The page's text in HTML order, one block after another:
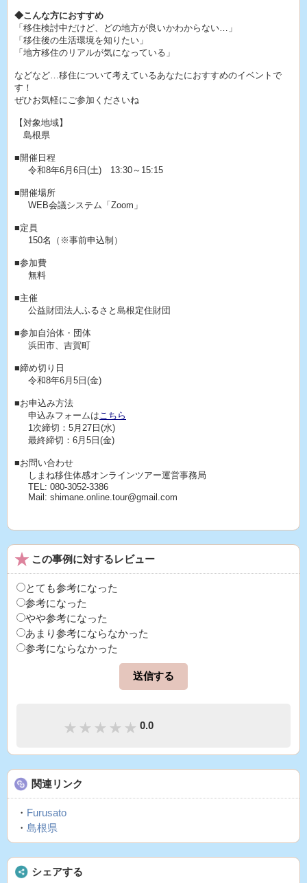
◆こんな方におすすめ
「移住検討中だけど、どの地方が良いかわからない…」
「移住後の生活環境を知りたい」
「地方移住のリアルが気になっている」
などなど…移住について考えているあなたにおすすめのイベントで
す！
ぜひお気軽にご参加くださいね
【対象地域】
島根県
■開催日程
令和8年6月6日(土) 13:30～15:15
■開催場所
WEB会議システム「Zoom」
■定員
150名（※事前申込制）
■参加費
無料
■主催
公益財団法人ふるさと島根定住財団
■参加自治体・団体
浜田市、吉賀町
■締め切り日
令和8年6月5日(金)
■お申込み方法
申込みフォームはこちら
1次締切：5月27日(水)
最終締切：6月5日(金)
■お問い合わせ
しまね移住体感オンラインツアー運営事務局
TEL: 080-3052-3386
Mail: shimane.online.tour@gmail.com
この事例に対するレビュー
とても参考になった
参考になった
やや参考になった
あまり参考にならなかった
参考にならなかった
0.0
関連リンク
・ Furusato
・ 島根県
シェアする